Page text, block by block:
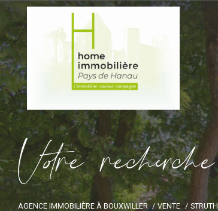
Vore recece
AGENCE IMMOBILIÈRE À BOUXWILLER VENTE STRUTH